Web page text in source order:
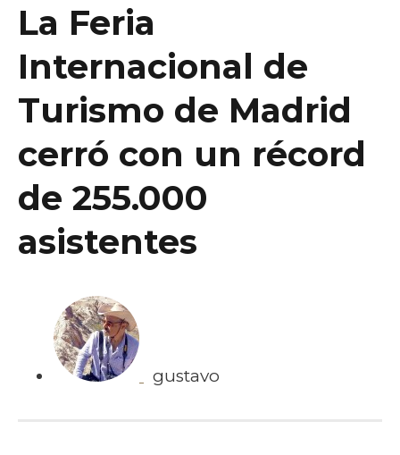
La Feria
Internacional de
Turismo de Madrid
cerró con un récord
de 255.000
asistentes
gustavo